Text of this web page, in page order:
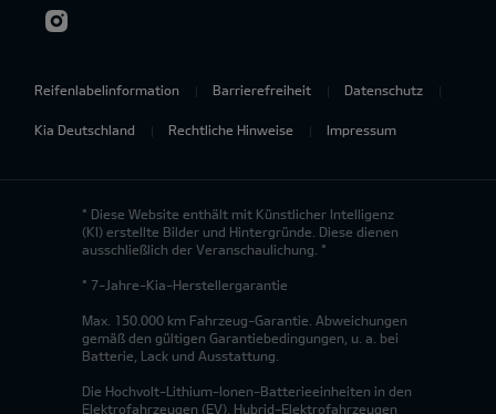
Reifenlabelinformation Barrierefreiheit Datenschutz
Kia Deutschland Rechtliche Hinweise Impressum
* Diese Website enthält mit Künstlicher Intelligenz
(KI) erstellte Bilder und Hintergründe. Diese dienen
ausschließlich der Veranschaulichung. *
* 7-Jahre-Kia-Herstellergarantie
Max. 150.000 km Fahrzeug-Garantie. Abweichungen
gemäß den gültigen Garantiebedingungen, u. a. bei
Batterie, Lack und Ausstattung.
Die Hochvolt-Lithium-Ionen-Batterieeinheiten in den
Elektrofahrzeugen (EV), Hybrid-Elektrofahrzeugen